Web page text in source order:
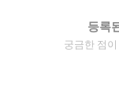
등록
궁금한 점